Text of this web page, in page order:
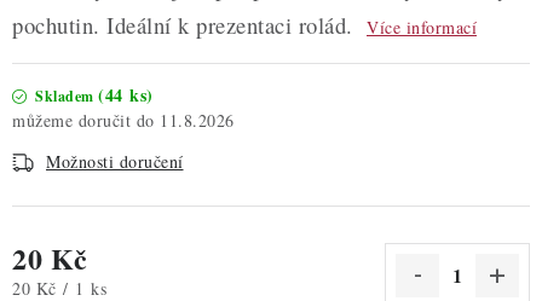
pochutin. Ideální k prezentaci rolád.
Více informací
Skladem (44 ks)
11.8.2026
Možnosti doručení
20 Kč
Měrná cena:
20 Kč / 1 ks